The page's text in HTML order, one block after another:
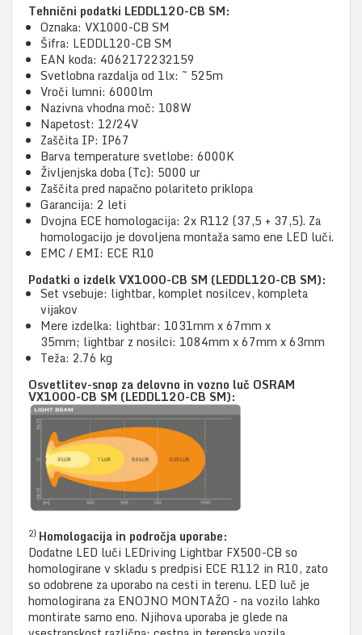
Tehnični podatki LEDDL120-CB SM:
Oznaka: VX1000-CB SM
Šifra: LEDDL120-CB SM
EAN koda: 4062172232159
Svetlobna razdalja od 1lx: ~ 525m
Vroči lumni: 6000lm
Nazivna vhodna moč: 108W
Napetost: 12/24V
Zaščita IP: IP67
Barva temperature svetlobe: 6000K
Življenjska doba (Tc): 5000 ur
Zaščita pred napačno polariteto priklopa
Garancija: 2 leti
Dvojna ECE homologacija: 2x R112 (37,5 + 37,5). Za
homologacijo je dovoljena montaža samo ene LED luči.
EMC / EMI: ECE R10
Podatki o izdelk VX1000-CB SM (LEDDL120-CB SM):
Set vsebuje: lightbar, komplet nosilcev, kompleta
vijakov
Mere izdelka: lightbar: 1031mm x 67mm x
35mm; lightbar z nosilci: 1084mm x 67mm x 63mm
Teža: 2.76 kg
Osvetlitev-snop za delovno in vozno luč OSRAM
VX1000-CB SM (LEDDL120-CB SM):
2) Homologacija in področja uporabe:
Dodatne LED luči LEDriving Lightbar FX500-CB so
homologirane v skladu s predpisi ECE R112 in R10, zato
so odobrene za uporabo na cesti in terenu. LED luč je
homologirana za ENOJNO MONTAŽO - na vozilo lahko
montirate samo eno. Njihova uporaba je glede na